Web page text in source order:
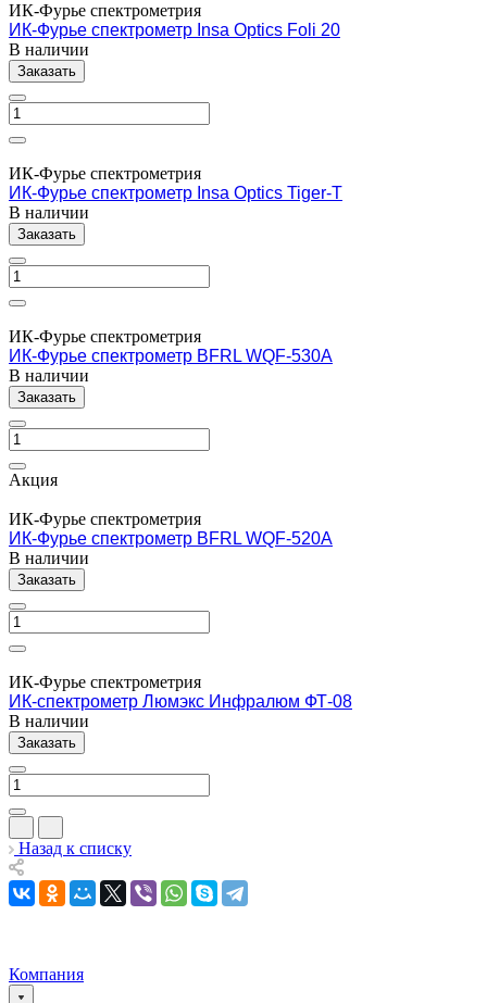
ИК-Фурье спектрометрия
ИК-Фурье спектрометр Insa Optics Foli 20
В наличии
Заказать
ИК-Фурье спектрометрия
ИК-Фурье спектрометр Insa Optics Tiger-T
В наличии
Заказать
ИК-Фурье спектрометрия
ИК-Фурье спектрометр BFRL WQF-530A
В наличии
Заказать
Акция
ИК-Фурье спектрометрия
ИК-Фурье спектрометр BFRL WQF-520A
В наличии
Заказать
ИК-Фурье спектрометрия
ИК-спектрометр Люмэкс Инфралюм ФТ-08
В наличии
Заказать
Назад к списку
Компания